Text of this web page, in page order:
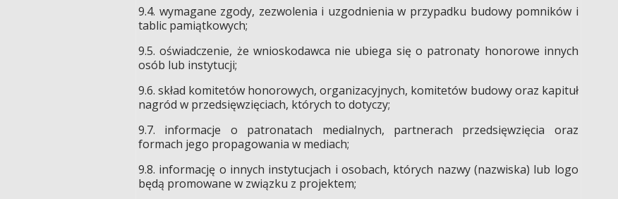
9.4. wymagane zgody, zezwolenia i uzgodnienia w przypadku budowy pomników i
tablic pamiątkowych;
9.5. oświadczenie, że wnioskodawca nie ubiega się o patronaty honorowe innych
osób lub instytucji;
9.6. skład komitetów honorowych, organizacyjnych, komitetów budowy oraz kapituł
nagród w przedsięwzięciach, których to dotyczy;
9.7. informacje o patronatach medialnych, partnerach przedsięwzięcia oraz
formach jego propagowania w mediach;
9.8. informację o innych instytucjach i osobach, których nazwy (nazwiska) lub logo
będą promowane w związku z projektem;